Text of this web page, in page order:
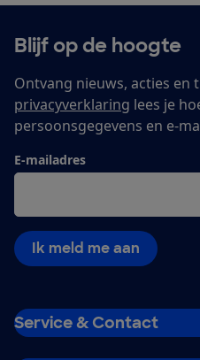
Blijf op de hoogte
Ontvang nieuws, acties en
privacyverklaring lees je
persoonsgegevens en e-
E-mailadres
Ik meld me aan
Service & Contact